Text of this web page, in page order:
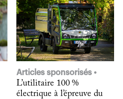
Articles sponsorisés
L’utilitaire 100 %
électrique à l’épreuve du